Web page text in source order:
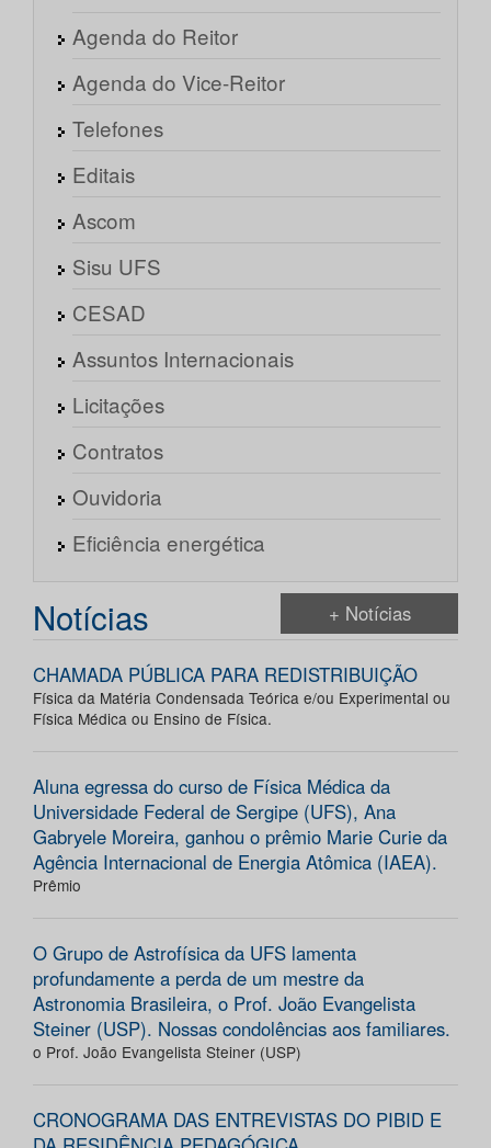
Agenda do Reitor
Agenda do Vice-Reitor
Telefones
Editais
Ascom
Sisu UFS
CESAD
Assuntos Internacionais
Licitações
Contratos
Ouvidoria
Eficiência energética
Notícias + Notícias
CHAMADA PÚBLICA PARA REDISTRIBUIÇÃO
Física da Matéria Condensada Teórica e/ou Experimental ou
Física Médica ou Ensino de Física.
Aluna egressa do curso de Física Médica da
Universidade Federal de Sergipe (UFS), Ana
Gabryele Moreira, ganhou o prêmio Marie Curie da
Agência Internacional de Energia Atômica (IAEA).
Prêmio
O Grupo de Astrofísica da UFS lamenta
profundamente a perda de um mestre da
Astronomia Brasileira, o Prof. João Evangelista
Steiner (USP). Nossas condolências aos familiares.
o Prof. João Evangelista Steiner (USP)
CRONOGRAMA DAS ENTREVISTAS DO PIBID E